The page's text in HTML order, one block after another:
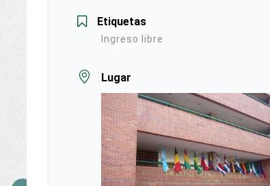
Etiquetas
Ingreso libre
Lugar